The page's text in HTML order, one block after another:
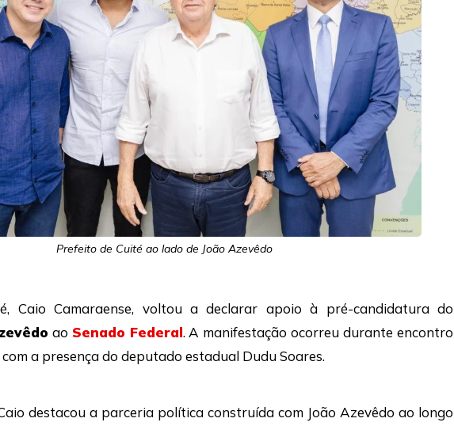
Prefeito de Cuité ao lado de João Azevêdo
, Caio Camaraense, voltou a declarar apoio à pré-candidatura do
ao Senado Federal. A manifestação ocorreu durante encontro
a presença do deputado estadual Dudu Soares.
destacou a parceria política construída com João Azevêdo ao longo